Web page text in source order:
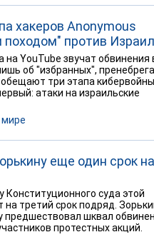
хакеров Anonymous
против
на YouTube звучат обвинения
об "избранных",
три этапа
атаки на израильские
мире
еще один срок на
Конституционного суда этой
третий срок подряд.
шквал
протестных акций.